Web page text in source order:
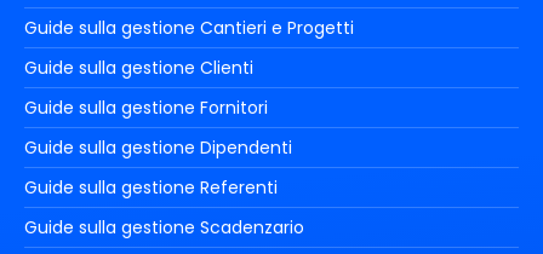
Guide sulla gestione Cantieri e Progetti
Guide sulla gestione Clienti
Guide sulla gestione Fornitori
Guide sulla gestione Dipendenti
Guide sulla gestione Referenti
Guide sulla gestione Scadenzario